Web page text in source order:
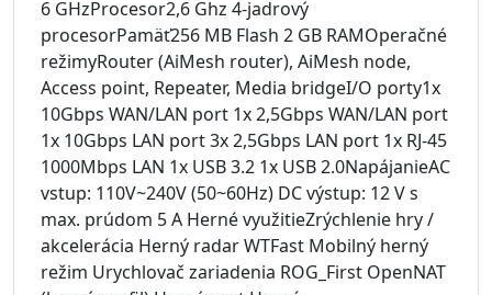
6 GHzProcesor2,6 Ghz 4-jadrový
procesorPamäť256 MB Flash 2 GB RAMOperačné
režimyRouter (AiMesh router), AiMesh node,
Access point, Repeater, Media bridgeI/O porty1x
10Gbps WAN/LAN port 1x 2,5Gbps WAN/LAN port
1x 10Gbps LAN port 3x 2,5Gbps LAN port 1x RJ-45
1000Mbps LAN 1x USB 3.2 1x USB 2.0NapájanieAC
vstup: 110V~240V (50~60Hz) DC výstup: 12 V s
max. prúdom 5 A Herné využitieZrýchlenie hry /
akcelerácia Herný radar WTFast Mobilný herný
režim Urychlovač zariadenia ROG_First OpenNAT